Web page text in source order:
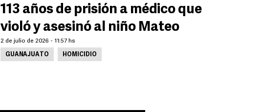
113 años de prisión a médico que
violó y asesinó al niño Mateo
2 de julio de 2026 - 11:57 hs
GUANAJUATO HOMICIDIO